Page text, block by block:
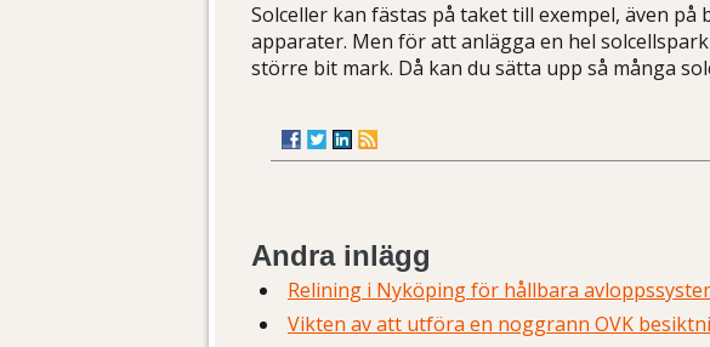
Solceller kan fästas på taket till exempel, även
apparater. Men för att anlägga en hel
större bit mark. Då kan du sätta upp så många
Andra inlägg
Relining i Nyköping för hållbara
Vikten av att utföra en noggrann OVK